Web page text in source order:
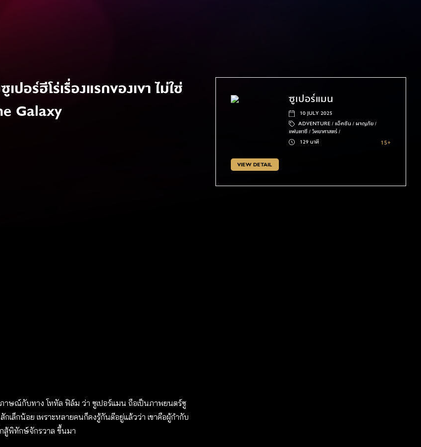
อร์ฮีโร่เรื่องแรกของเขา ไม่ใช่
Galaxy
าษณ์กับทาง โททัล ฟิล์ม ว่า ซูเปอร์แมน ถือเป็นภาพยนตร์ซู
เล็กน้อย เพราะหลายคนก็คงรู้กันดีอยู่แล้วว่า เขาคือผู้กำกับ
สู้พิทักษ์จักรวาล ขึ้นมา
ซูเปอร์แมน
10 JULY 2025
ADVENTURE / แอ็คชัน / ผจญภัย /
แฟนตาซี / วิทยาศาสตร์ /
129 นาที
15+
VIEW DETAIL